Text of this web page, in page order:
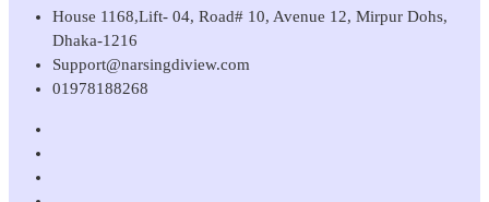
House 1168,Lift- 04, Road# 10, Avenue 12, Mirpur Dohs,
Dhaka-1216
Support@narsingdiview.com
01978188268